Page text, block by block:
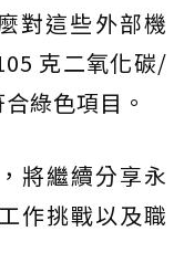
對這些外部機
克二氧化碳/
綠色項目。
，將繼續分享永
作挑戰以及職